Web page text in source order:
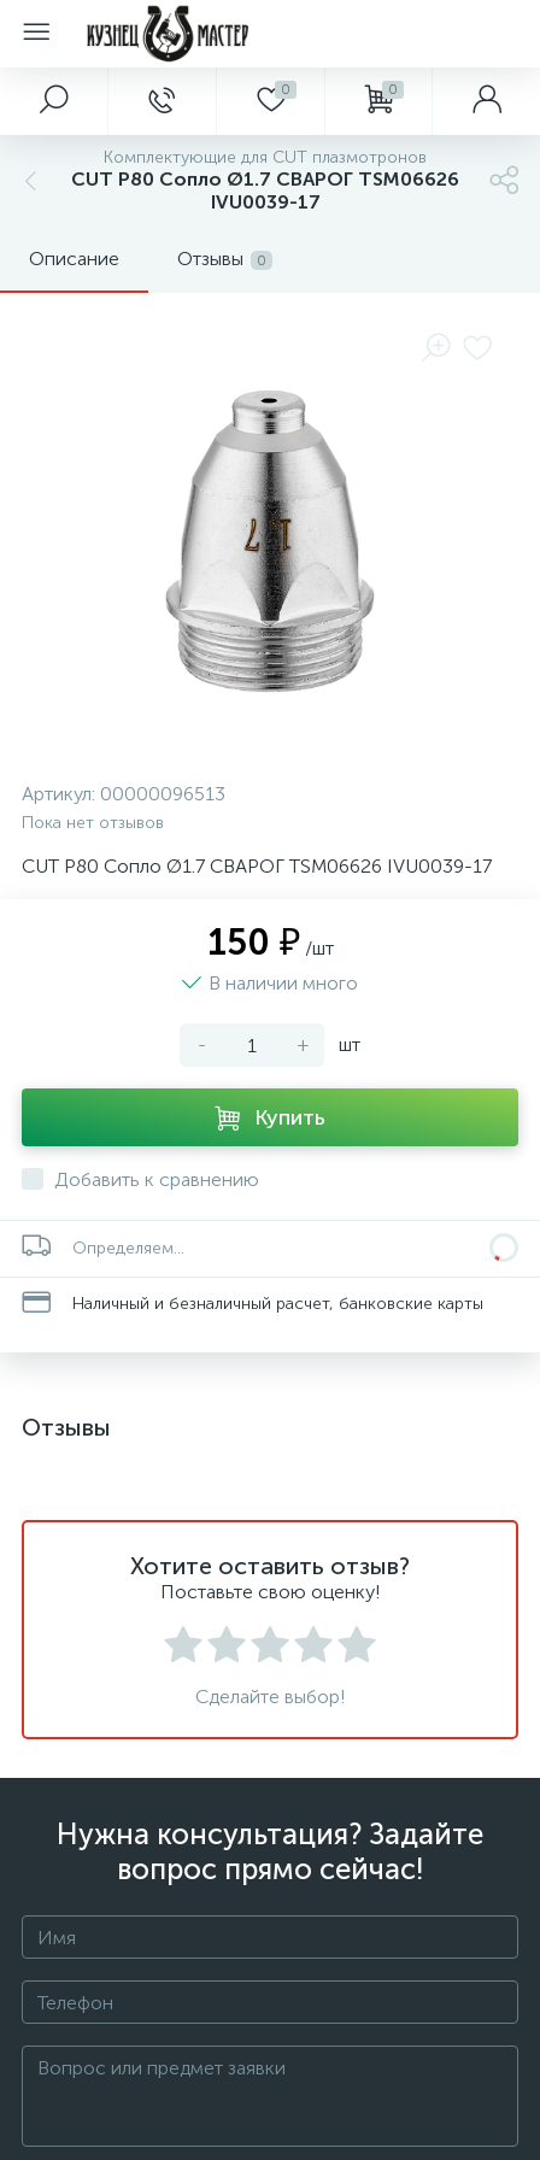
0 0
Комплектующие для CUT плазмотронов
CUT P80 Сопло Ø1.7 СВАРОГ TSM06626
IVU0039-17
Описание Отзывы 0
Артикул: 00000096513
Пока нет отзывов
CUT P80 Сопло Ø1.7 СВАРОГ TSM06626 IVU0039-17
150 ₽ /шт
В наличии много
- + шт
Купить
Добавить к сравнению
Определяем...
Наличный и безналичный расчет, банковские карты
Отзывы
Хотите оставить отзыв?
Поставьте свою оценку!
Сделайте выбор!
Нужна консультация? Задайте
вопрос прямо сейчас!